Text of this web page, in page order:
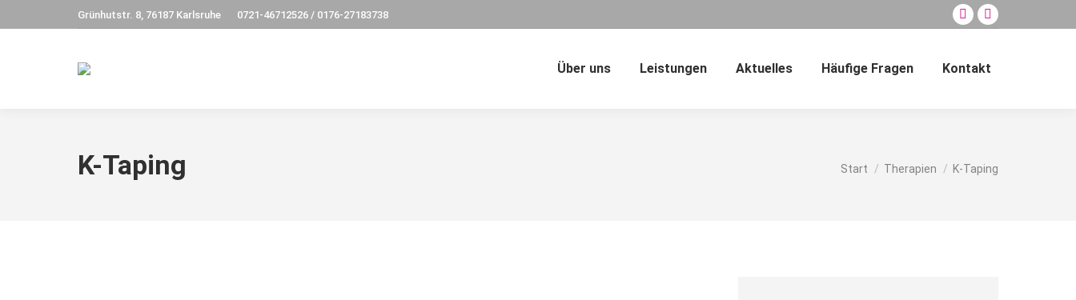
Grünhutstr. 8, 76187 Karlsruhe 0721-46712526 / 0176-27183738
Facebook
opens
E-
page
Über uns Leistungen Aktuelles Häufige Fragen Kontakt
K-Taping Sie befinden sich hier:
Start Therapien K-Taping